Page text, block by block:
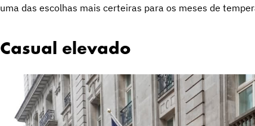
uma das escolhas mais certeiras para os meses de
Casual elevado